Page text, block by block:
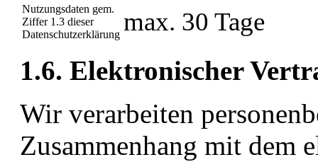
Nutzungsdaten gem.
Ziffer 1.3 dieser
Datenschutzerklärung max. 30 Tage
1.6. Elektronischer
Wir verarbeiten
Zusammenhang mit dem